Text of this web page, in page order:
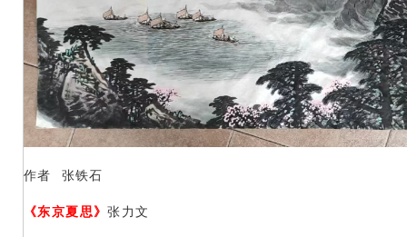
作者 张铁石
《东京夏思》张力文